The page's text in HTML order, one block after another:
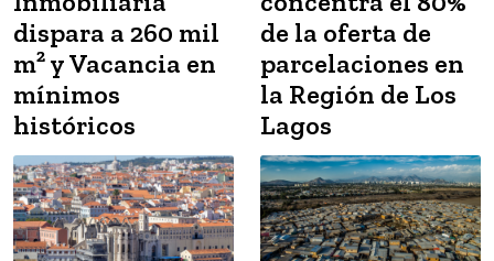
dispara a 260 mil
m² y Vacancia en
mínimos
históricos
de la oferta de
parcelaciones en
la Región de Los
Lagos